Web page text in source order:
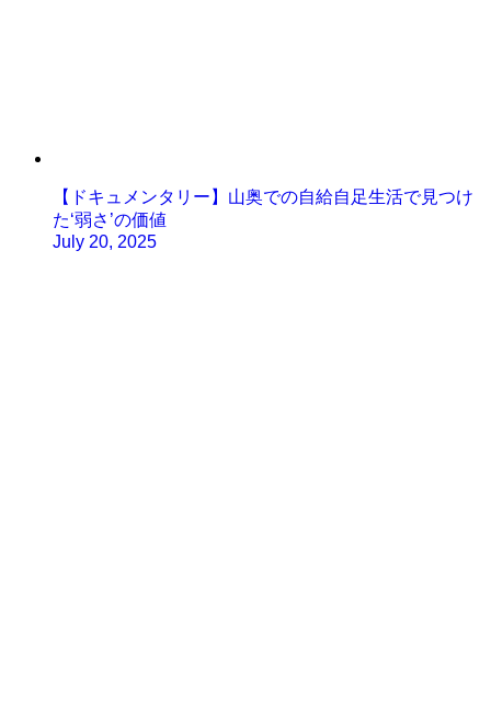
【ドキュメンタリー】山奥での自給自足生活で見つけ
た‘弱さ’の価値
July 20, 2025